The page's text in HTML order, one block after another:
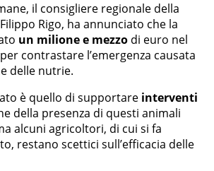
il consigliere regionale della
Rigo, ha annunciato che la
un milione e mezzo di euro nel
contrastare l’emergenza causata
delle nutrie.
è quello di supportare interventi
della presenza di questi animali
alcuni agricoltori, di cui si fa
restano scettici sull’efficacia delle